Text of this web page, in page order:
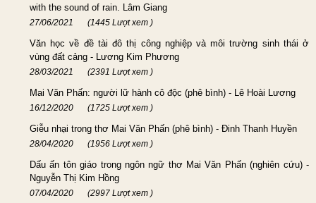
with the sound of rain. Lâm Giang
27/06/2021 (1445 Lượt xem )
Văn học về đề tài đô thị công nghiệp và môi trường sinh thái ở
vùng đất cảng - Lương Kim Phương
28/03/2021 (2391 Lượt xem )
Mai Văn Phấn: người lữ hành cô độc (phê bình) - Lê Hoài Lương
16/12/2020 (1725 Lượt xem )
Giễu nhại trong thơ Mai Văn Phấn (phê bình) - Đinh Thanh Huyền
28/04/2020 (1956 Lượt xem )
Dấu ấn tôn giáo trong ngôn ngữ thơ Mai Văn Phấn (nghiên cứu) -
Nguyễn Thị Kim Hồng
07/04/2020 (2997 Lượt xem )